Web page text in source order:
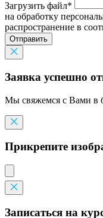
Загрузить файл*
на обработку
распространение в
Отправить
Заявка успешно
Мы свяжемся с Вами в
Прикрепите
Записаться на